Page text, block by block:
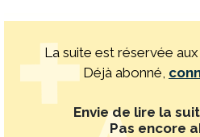
La suite est réservée aux
Déjà abonné,
Envie de lire la
Pas encore